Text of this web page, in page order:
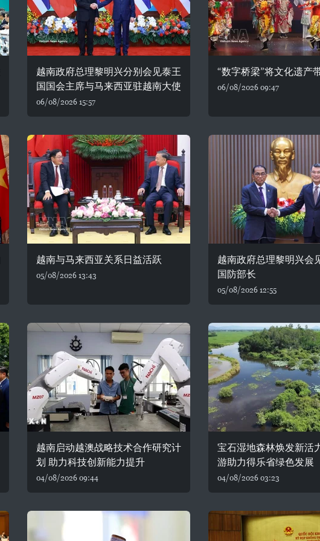
越南政府总理黎明兴分别会见泰王
国国会主席与马来西亚驻越南大使
06/08/2026 15:57
“数字桥梁”将文化遗产
06/08/2026 09:47
越南与马来西亚关系日益活跃
05/08/2026 13:43
越南政府总理黎明兴会
国防部长
05/08/2026 12:55
越南启动越澳战略技术合作研究计
划 助力科技创新能力提升
04/08/2026 09:44
宝石湿地森林焕发新活
游助力得乐省绿色发展
04/08/2026 03:23